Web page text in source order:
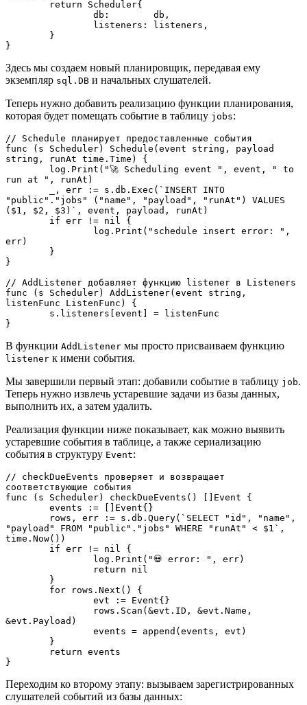
}
Здесь мы создаем новый планировщик, передавая ему
экземпляр sql.DB и начальных слушателей.
Теперь нужно добавить реализацию функции планирования,
которая будет помещать событие в таблицу jobs:
// Schedule планирует предоставленные события
func (s Scheduler) Schedule(event string, payload
string, runAt time.Time) {
run at ", runAt)
"public"."jobs" ("name", "payload", "runAt") VALUES
($1, $2, $3)`, event, payload, runAt)
err)
}
// AddListener добавляет функцию listener в Listeners
func (s Scheduler) AddListener(event string,
listenFunc ListenFunc) {
}
В функции AddListener мы просто присваиваем функцию
listener к имени события.
Мы завершили первый этап: добавили событие в таблицу job.
Теперь нужно извлечь устаревшие задачи из базы данных,
выполнить их, а затем удалить.
Реализация функции ниже показывает, как можно выявить
устаревшие события в таблице, а также сериализацию
события в структуру Event:
// checkDueEvents проверяет и возвращает
соответствующие события
func (s Scheduler) checkDueEvents() []Event {
"payload" FROM "public"."jobs" WHERE "runAt" < $1`,
time.Now())
&evt.Payload)
}
Переходим ко второму этапу: вызываем зарегистрированных
слушателей событий из базы данных: